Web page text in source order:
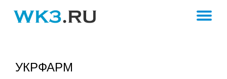
УКРФАРМ